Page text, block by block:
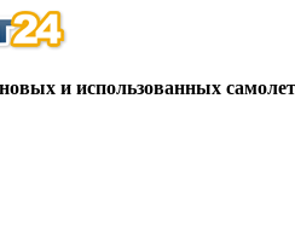
и использованных